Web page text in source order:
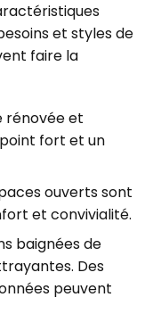
et styles de
faire la
rénovée et
fort et un
ouverts sont
et convivialité.
baignées de
Des
peuvent